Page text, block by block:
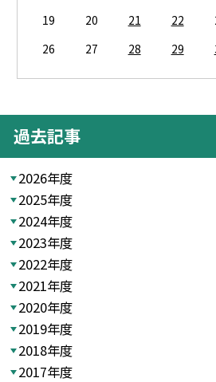
19
20 21 22
26
27 28 29
過去記事
2026年度
2025年度
2024年度
2023年度
2022年度
2021年度
2020年度
2019年度
2018年度
2017年度